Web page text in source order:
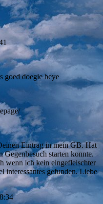
goed doegie beye
Eintrag in mein GB. Hat
Gegenbesuch starten konnte.
wenn ich kein eingefleischter
interessantes gefunden. Liebe